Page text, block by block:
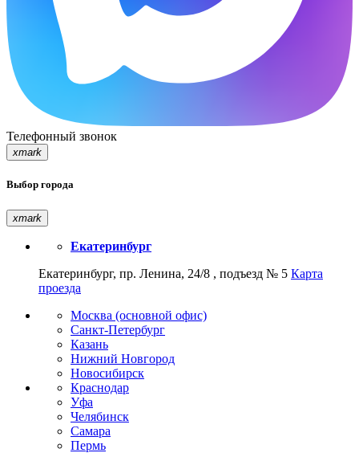
Телефонный звонок
xmark
Выбор города
xmark
Екатеринбург
Екатеринбург, пр. Ленина, 24/8 , подъезд № 5 Карта
проезда
Москва (основной офис)
Санкт-Петербург
Казань
Нижний Новгород
Новосибирск
Краснодар
Уфа
Челябинск
Самара
Пермь